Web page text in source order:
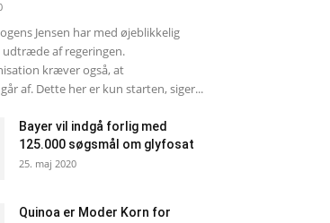
Jensen har med øjeblikkelig
af regeringen.
kræver også, at
af. Dette her er kun starten, siger...
Bayer vil indgå forlig med
125.000 søgsmål om glyfosat
25. maj 2020
Quinoa er Moder Korn for